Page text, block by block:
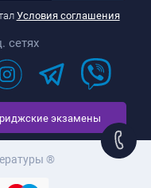
Условия соглашения
сетях
экзамены
®